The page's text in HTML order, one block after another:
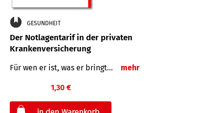
GESUNDHEIT
Der Notlagentarif in der privaten
Krankenversicherung
Für wen er ist, was er bringt… mehr
1,30 €